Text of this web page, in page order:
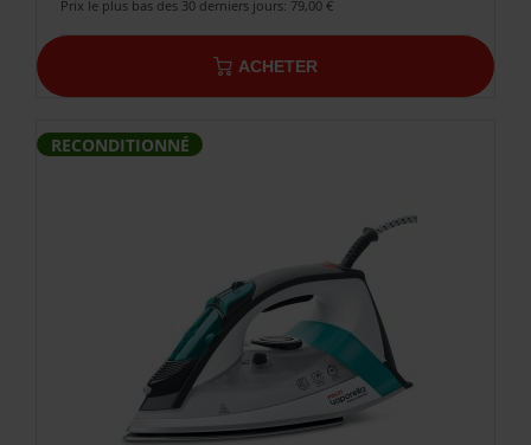
Prix le plus bas des 30 derniers jours: 79,00 €
ACHETER
RECONDITIONNÉ